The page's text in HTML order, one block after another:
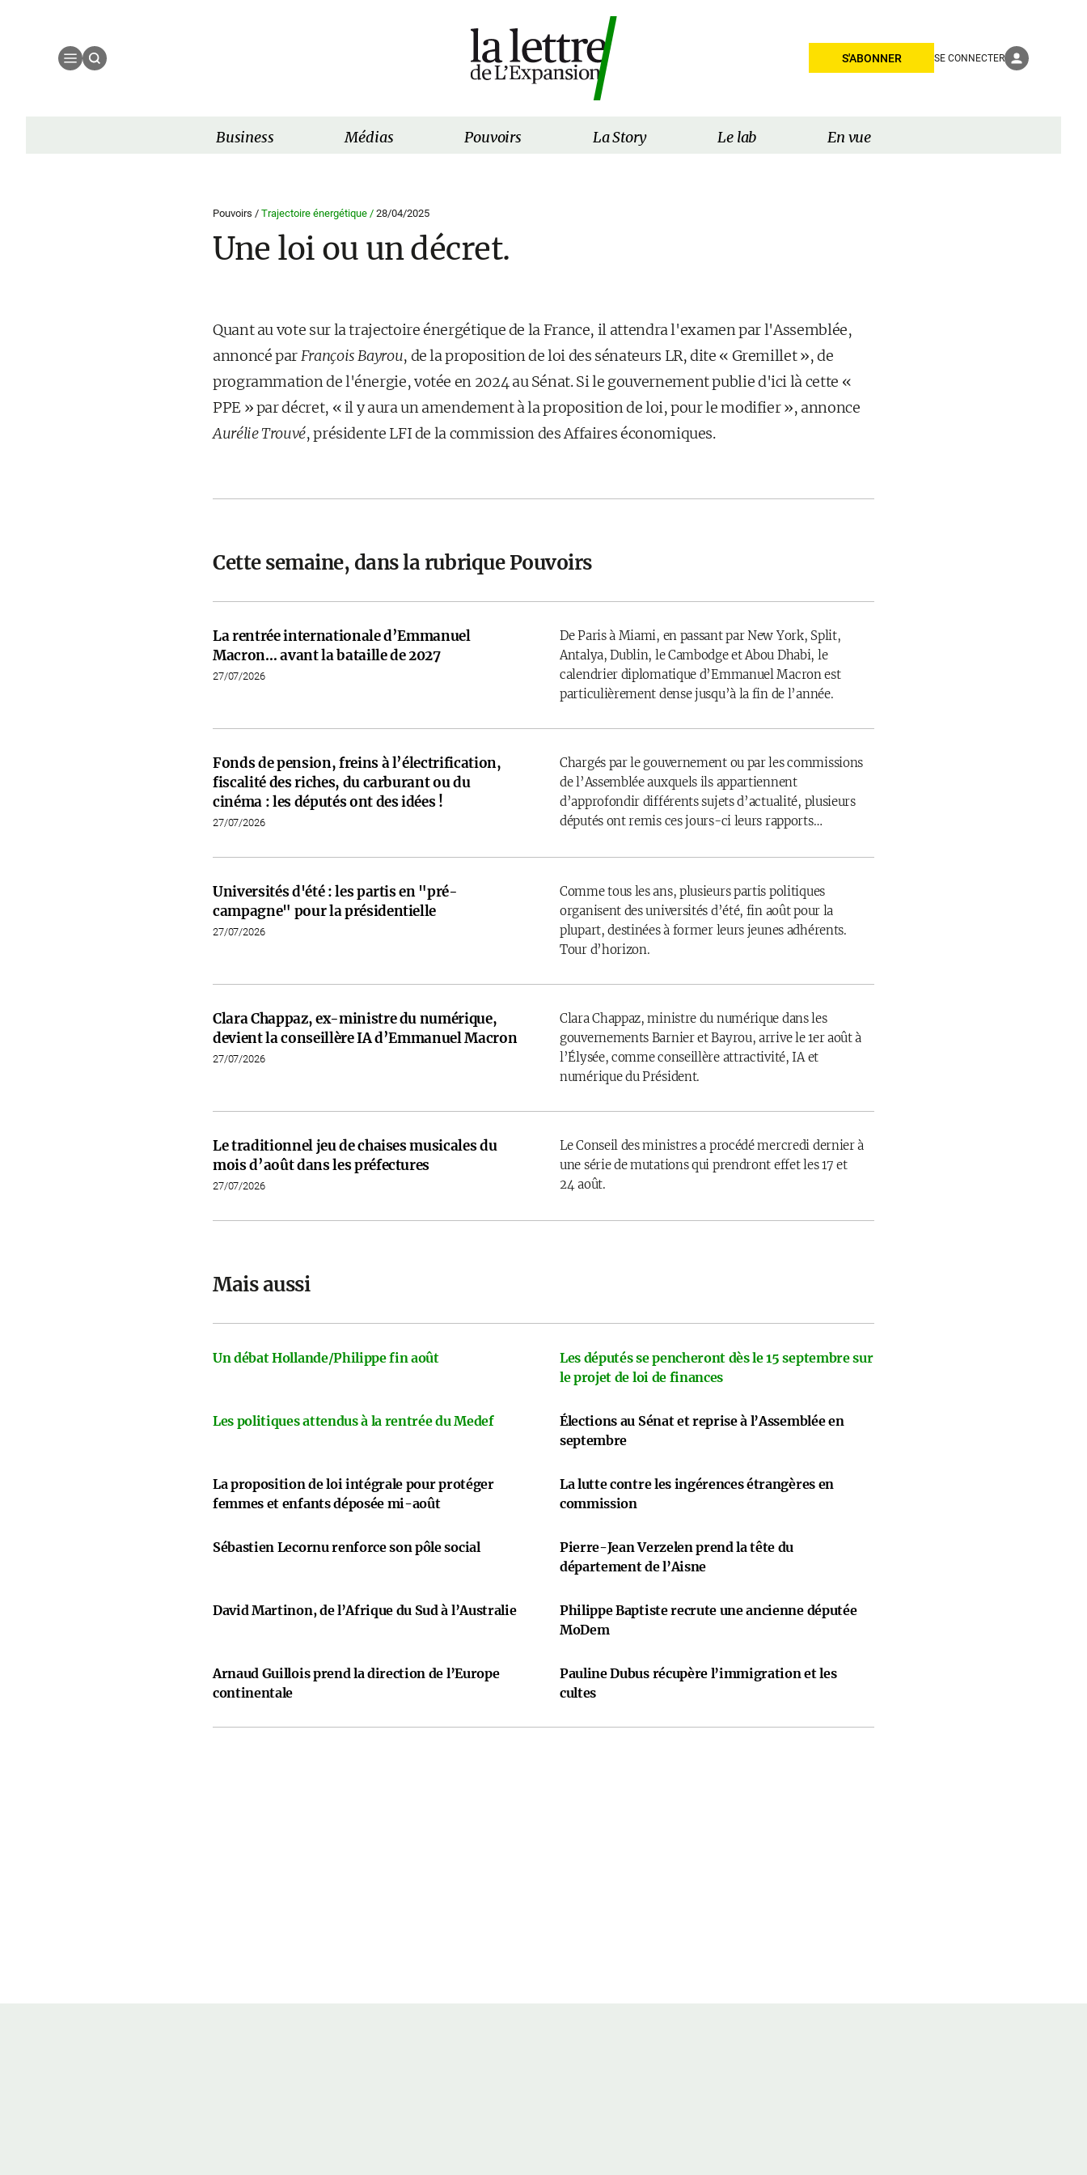
S'ABONNER SE CONNECTER
Business Médias Pouvoirs La Story Le lab En vue
Pouvoirs / Trajectoire énergétique / 28/04/2025
Une loi ou un décret.
Quant au vote sur la trajectoire énergétique de la France, il attendra l'examen par l'Assemblée,
annoncé parFrançois Bayrou, de la proposition de loi des sénateurs LR, dite « Gremillet », de
programmation de l'énergie, votée en 2024 au Sénat. Si le gouvernement publie d'ici là cette «
PPE » par décret, « il y aura un amendement à la proposition de loi, pour le modifier », annonce
Aurélie Trouvé, présidente LFI de la commission des Affaires économiques.
Cette semaine, dans la rubrique Pouvoirs
La rentrée internationale d’Emmanuel
Macron… avant la bataille de 2027
27/07/2026
De Paris à Miami, en passant par New York, Split,
Antalya, Dublin, le Cambodge et Abou Dhabi, le
calendrier diplomatique d’Emmanuel Macron est
particulièrement dense jusqu’à la fin de l’année.
Fonds de pension, freins à l’électrification,
fiscalité des riches, du carburant ou du
cinéma : les députés ont des idées !
27/07/2026
Chargés par le gouvernement ou par les commissions
de l’Assemblée auxquels ils appartiennent
d’approfondir différents sujets d’actualité, plusieurs
députés ont remis ces jours-ci leurs rapports…
Universités d'été : les partis en "pré-
campagne" pour la présidentielle
27/07/2026
Comme tous les ans, plusieurs partis politiques
organisent des universités d’été, fin août pour la
plupart, destinées à former leurs jeunes adhérents.
Tour d’horizon.
Clara Chappaz, ex-ministre du numérique,
devient la conseillère IA d’Emmanuel Macron
27/07/2026
Clara Chappaz, ministre du numérique dans les
gouvernements Barnier et Bayrou, arrive le 1er août à
l’Élysée, comme conseillère attractivité, IA et
numérique du Président.
Le traditionnel jeu de chaises musicales du
mois d’août dans les préfectures
27/07/2026
Le Conseil des ministres a procédé mercredi dernier à
une série de mutations qui prendront effet les 17 et
24 août.
Mais aussi
Un débat Hollande/Philippe fin août
Les députés se pencheront dès le 15 septembre sur
le projet de loi de finances
Les politiques attendus à la rentrée du Medef
Élections au Sénat et reprise à l’Assemblée en
septembre
La proposition de loi intégrale pour protéger
femmes et enfants déposée mi-août
La lutte contre les ingérences étrangères en
commission
Sébastien Lecornu renforce son pôle social
Pierre-Jean Verzelen prend la tête du
département de l’Aisne
David Martinon, de l’Afrique du Sud à l’Australie
Philippe Baptiste recrute une ancienne députée
MoDem
Arnaud Guillois prend la direction de l’Europe
continentale
Pauline Dubus récupère l’immigration et les
cultes